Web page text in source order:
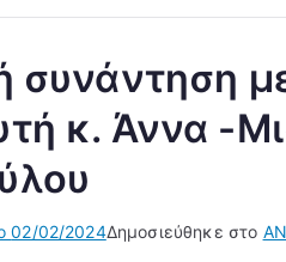
συνάντηση
κ. Άννα -
02/02/2024Δημοσιεύθηκε στο